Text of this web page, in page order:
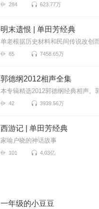
284 623.77万
明末遗恨 | 单田芳经典
单老根据历史材料和民间传说改创
65 7458.65万
郭德纲2012相声全集
42 3939.56万
西游记 | 单田芳经典
家喻户晓的神话故事
101 4.03亿
一年级的小豆豆